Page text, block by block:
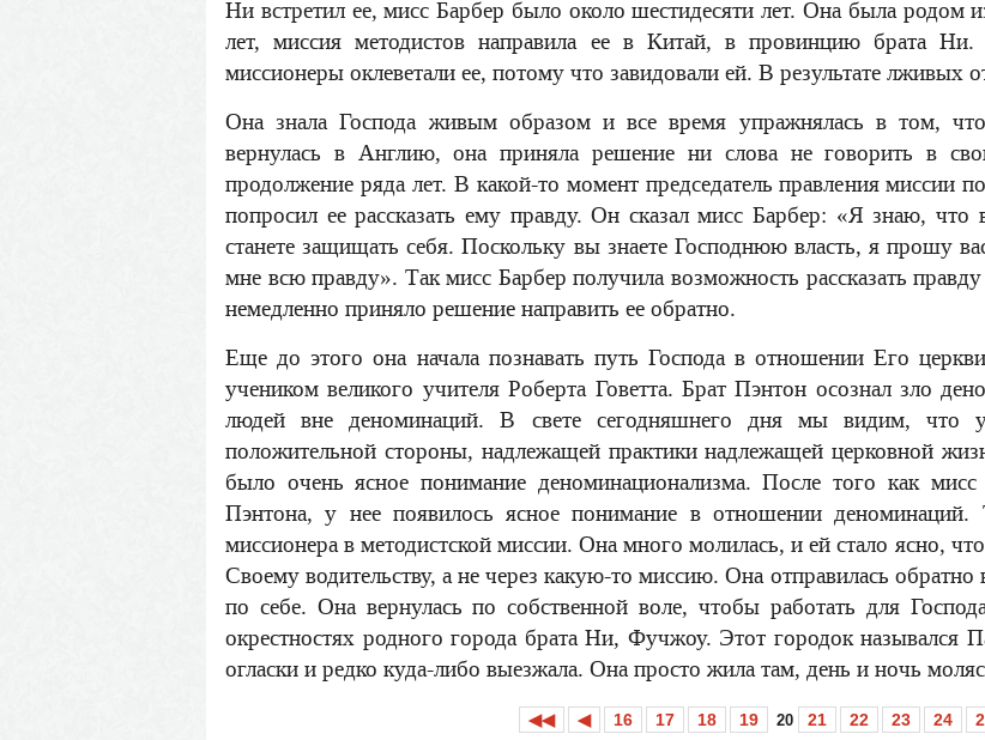
Ни встретил ее, мисс Барбер было около шестидесяти лет. Она была родом
лет, миссия методистов направила ее в Китай, в провинцию брата
миссионеры оклеветали ее, потому что завидовали ей. В результате лживых
Она знала Господа живым образом и все время упражнялась в том,
вернулась в Англию, она приняла решение ни слова не говорить в
продолжение ряда лет. В какой-то момент председатель правления миссии
попросил ее рассказать ему правду. Он сказал мисс Барбер: «Я знаю,
станете защищать себя. Поскольку вы знаете Господнюю власть, я прошу
мне всю правду». Так мисс Барбер получила возможность рассказать
немедленно приняло решение направить ее обратно.
Еще до этого она начала познавать путь Господа в отношении Его
учеником великого учителя Роберта Говетта. Брат Пэнтон осознал зло
людей вне деноминаций. В свете сегодняшнего дня мы видим, что
положительной стороны, надлежащей практики надлежащей церковной
было очень ясное понимание деноминационализма. После того как
Пэнтона, у нее появилось ясное понимание в отношении деноминаций.
миссионера в методистской миссии. Она много молилась, и ей стало ясно,
Своему водительству, а не через какую-то миссию. Она отправилась
по себе. Она вернулась по собственной воле, чтобы работать для
окрестностях родного города брата Ни, Фучжоу. Этот городок назывался
огласки и редко куда-либо выезжала. Она просто жила там, день и ночь
◀◀ ◀ 16 17 18 19 20 21 22 23 24